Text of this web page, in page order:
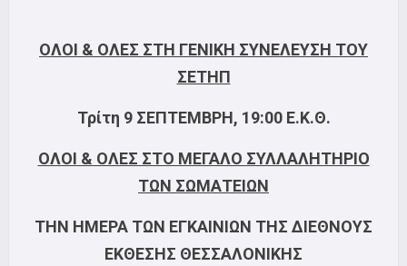
ΟΛΟΙ & ΟΛΕΣ ΣΤΗ ΓΕΝΙΚΗ ΣΥΝΕΛΕΥΣΗ ΤΟΥ
ΣΕΤΗΠ
Τρίτη 9 ΣΕΠΤΕΜΒΡΗ, 19:00 Ε.Κ.Θ.
ΟΛΟΙ & ΟΛΕΣ ΣΤΟ ΜΕΓΑΛΟ ΣΥΛΛΑΛΗΤΗΡΙΟ
ΤΩΝ ΣΩΜΑΤΕΙΩΝ
ΤΗΝ ΗΜΕΡΑ ΤΩΝ ΕΓΚΑΙΝΙΩΝ ΤΗΣ ΔΙΕΘΝΟΥΣ
ΕΚΘΕΣΗΣ ΘΕΣΣΑΛΟΝΙΚΗΣ